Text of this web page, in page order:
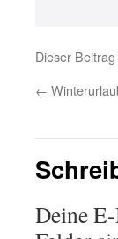
Dieser
←
Deine